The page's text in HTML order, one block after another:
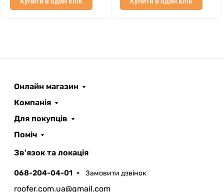
Онлайн магазин
Компанія
Для покупців
Поміч
Зв'язок та локація
068-204-04-01 Замовити дзвінок
roofer.com.ua@gmail.com
AI помічник
Запланувати дзвінок